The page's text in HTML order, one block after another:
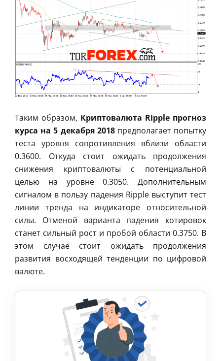
Таким образом, Криптовалюта Ripple прогноз
курса на 5 декабря 2018предполагает попытку
теста уровня сопротивления вблизи области
0.3600. Откуда стоит ожидать продолжения
снижения криптовалюты с потенциальной
целью на уровне 0.3050. Дополнительным
сигналом в пользу падения Ripple выступит тест
линии тренда на индикаторе относительной
силы. Отменой варианта падения котировок
станет сильный рост и пробой области 0.3750. В
этом случае стоит ожидать продолжения
развития восходящей тенденции по цифровой
валюте.